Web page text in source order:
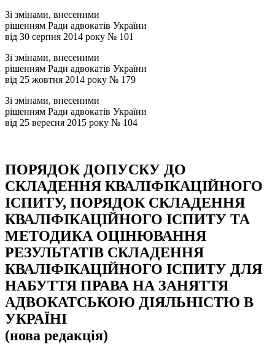
Зі змінами, внесеними
рішенням Ради адвокатів України
від 30 серпня 2014 року № 101
Зі змінами, внесеними
рішенням Ради адвокатів України
від 25 жовтня 2014 року № 179
Зі змінами, внесеними
рішенням Ради адвокатів України
від 25 вересня 2015 року № 104
ПОРЯДОК ДОПУСКУ ДО
СКЛАДЕННЯ КВАЛІФІКАЦІЙНОГО
ІСПИТУ, ПОРЯДОК СКЛАДЕННЯ
КВАЛІФІКАЦІЙНОГО ІСПИТУ ТА
МЕТОДИКА ОЦІНЮВАННЯ
РЕЗУЛЬТАТІВ СКЛАДЕННЯ
КВАЛІФІКАЦІЙНОГО ІСПИТУ ДЛЯ
НАБУТТЯ ПРАВА НА ЗАНЯТТЯ
АДВОКАТСЬКОЮ ДІЯЛЬНІСТЮ В
УКРАЇНІ
(нова редакція)